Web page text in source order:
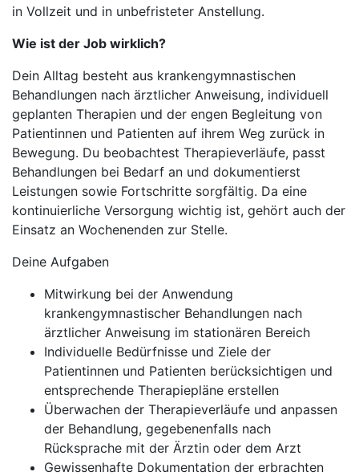
in Vollzeit und in unbefristeter Anstellung.
Wie ist der Job wirklich?
Dein Alltag besteht aus krankengymnastischen
Behandlungen nach ärztlicher Anweisung, individuell
geplanten Therapien und der engen Begleitung von
Patientinnen und Patienten auf ihrem Weg zurück in
Bewegung. Du beobachtest Therapieverläufe, passt
Behandlungen bei Bedarf an und dokumentierst
Leistungen sowie Fortschritte sorgfältig. Da eine
kontinuierliche Versorgung wichtig ist, gehört auch der
Einsatz an Wochenenden zur Stelle.
Deine Aufgaben
Mitwirkung bei der Anwendung
krankengymnastischer Behandlungen nach
ärztlicher Anweisung im stationären Bereich
Individuelle Bedürfnisse und Ziele der
Patientinnen und Patienten berücksichtigen und
entsprechende Therapiepläne erstellen
Überwachen der Therapieverläufe und anpassen
der Behandlung, gegebenenfalls nach
Rücksprache mit der Ärztin oder dem Arzt
Gewissenhafte Dokumentation der erbrachten